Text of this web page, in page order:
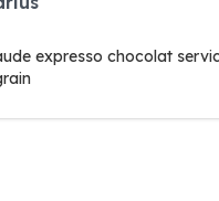
expresso chocolat